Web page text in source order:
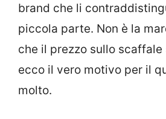
brand che li
piccola parte. Non è la
che il prezzo sullo scaffale
ecco il vero motivo per il
molto.